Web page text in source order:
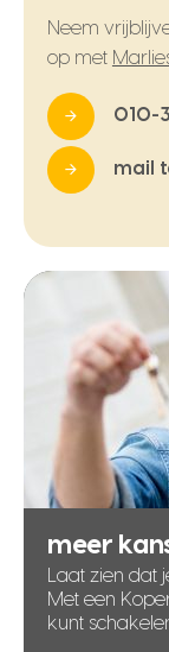
Neem
op met
010-
mail
meer
Laat zien dat
Met een
kunt